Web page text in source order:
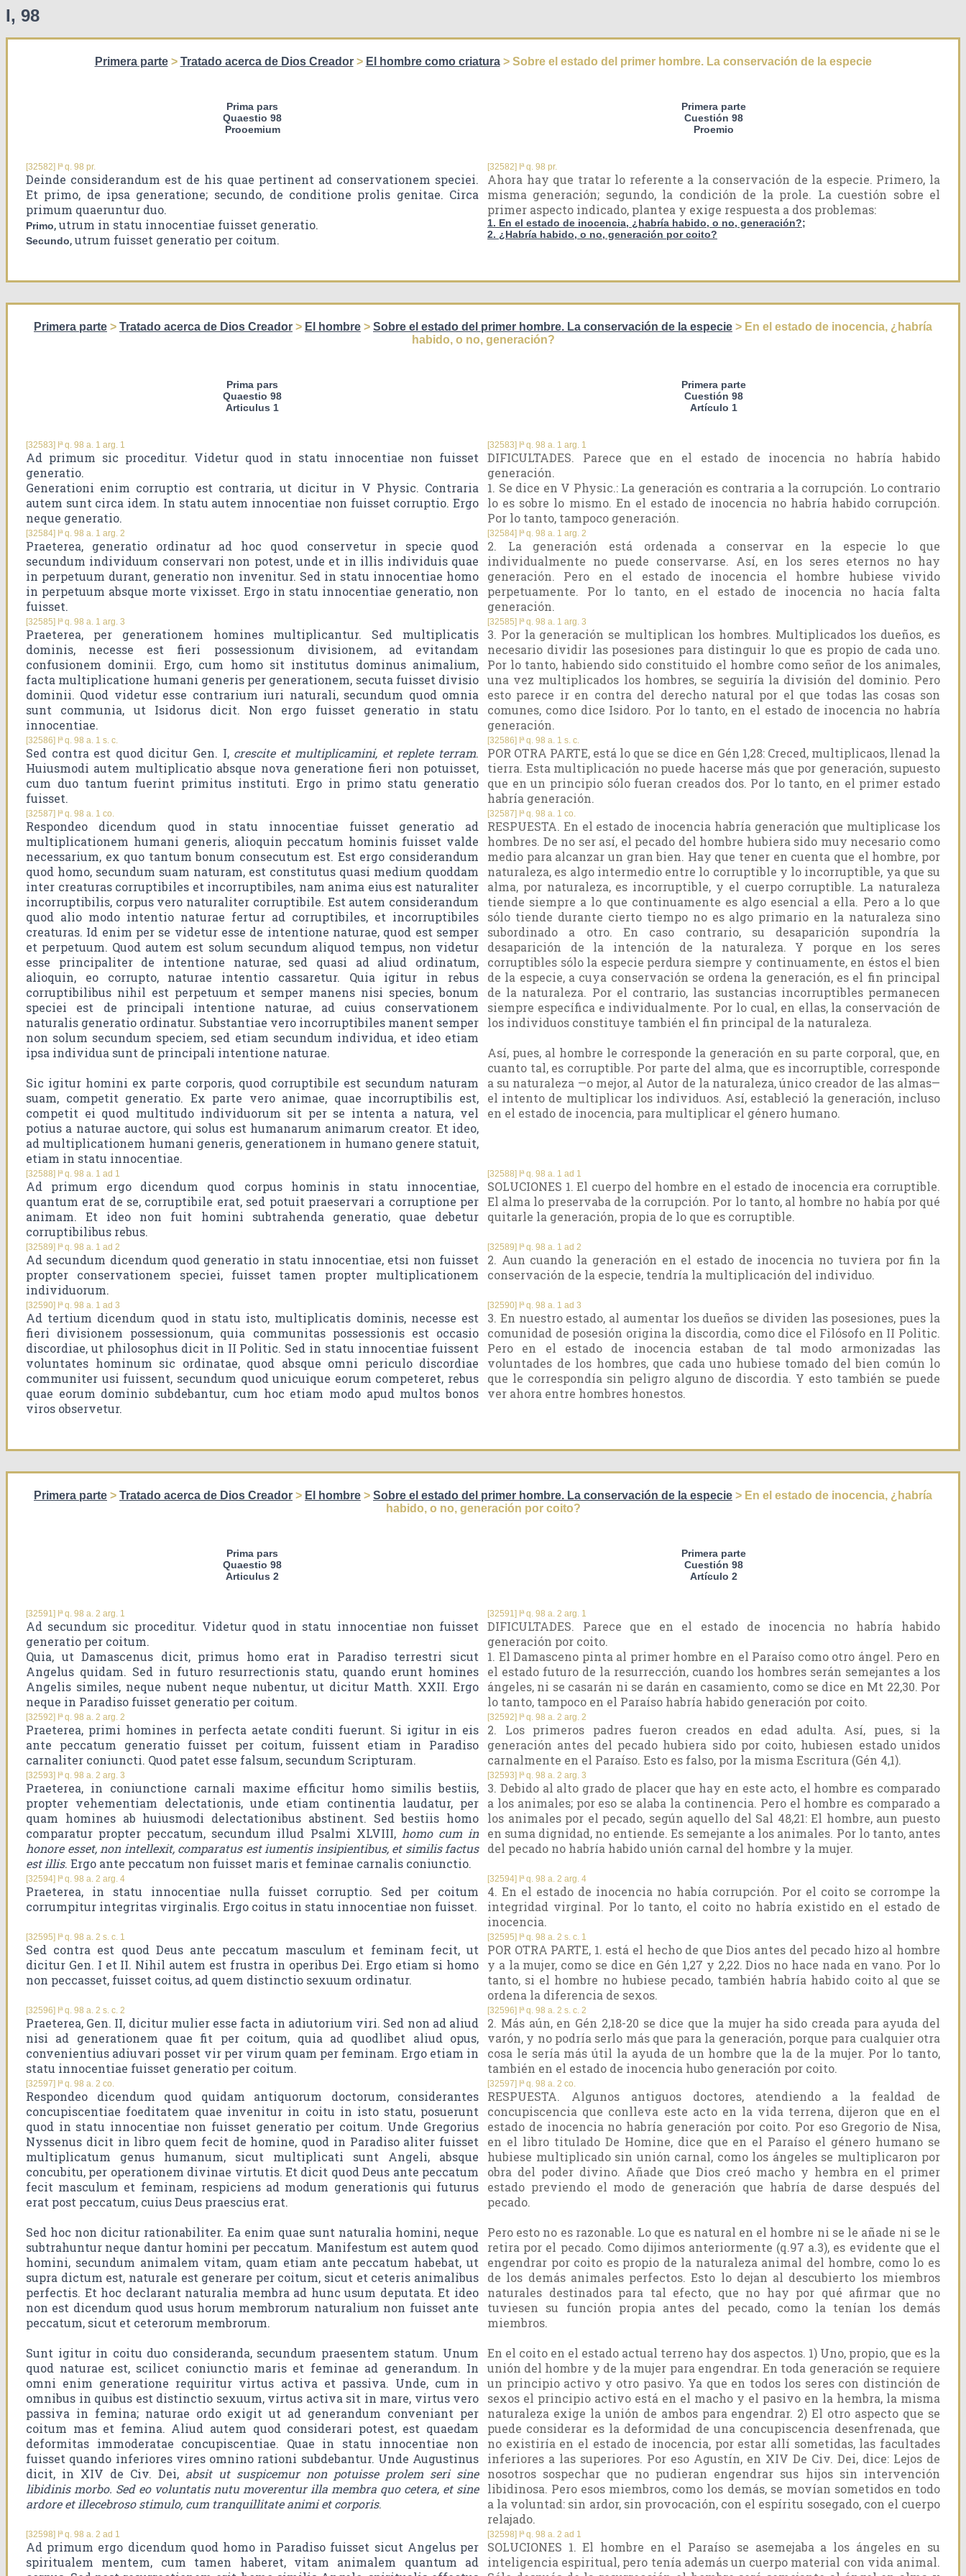
I, 98
Primera parte> Tratado acerca de Dios Creador> El hombre como criatura> Sobre el estado del primer hombre. La conservación de la especie
Prima pars
Quaestio 98
Prooemium
[32582] Iª q. 98 pr.
Deinde considerandum est de his quae pertinent ad conservationem speciei.
Et primo, de ipsa generatione; secundo, de conditione prolis genitae. Circa
primum quaeruntur duo.
Primo, utrum in statu innocentiae fuisset generatio.
Secundo, utrum fuisset generatio per coitum.
Primera parte
Cuestión 98
Proemio
[32582] Iª q. 98 pr.
Ahora hay que tratar lo referente a la conservación de la especie. Primero, la
misma generación; segundo, la condición de la prole. La cuestión sobre el
primer aspecto indicado, plantea y exige respuesta a dos problemas:
1. En el estado de inocencia, ¿habría habido, o no, generación?;
2. ¿Habría habido, o no, generación por coito?
Primera parte > Tratado acerca de Dios Creador > El hombre > Sobre el estado del primer hombre. La conservación de la especie > En el estado de inocencia, ¿habría
habido, o no, generación?
Prima pars
Quaestio 98
Articulus 1
[32583] Iª q. 98 a. 1 arg. 1
Ad primum sic proceditur. Videtur quod in statu innocentiae non fuisset
generatio.
Generationi enim corruptio est contraria, ut dicitur in V Physic. Contraria
autem sunt circa idem. In statu autem innocentiae non fuisset corruptio. Ergo
neque generatio.
Primera parte
Cuestión 98
Artículo 1
[32583] Iª q. 98 a. 1 arg. 1
DIFICULTADES. Parece que en el estado de inocencia no habría habido
generación.
1. Se dice en V Physic.: La generación es contraria a la corrupción. Lo contrario
lo es sobre lo mismo. En el estado de inocencia no habría habido corrupción.
Por lo tanto, tampoco generación.
[32584] Iª q. 98 a. 1 arg. 2
Praeterea, generatio ordinatur ad hoc quod conservetur in specie quod
secundum individuum conservari non potest, unde et in illis individuis quae
in perpetuum durant, generatio non invenitur. Sed in statu innocentiae homo
in perpetuum absque morte vixisset. Ergo in statu innocentiae generatio, non
fuisset.
[32584] Iª q. 98 a. 1 arg. 2
2. La generación está ordenada a conservar en la especie lo que
individualmente no puede conservarse. Así, en los seres eternos no hay
generación. Pero en el estado de inocencia el hombre hubiese vivido
perpetuamente. Por lo tanto, en el estado de inocencia no hacía falta
generación.
[32585] Iª q. 98 a. 1 arg. 3
Praeterea, per generationem homines multiplicantur. Sed multiplicatis
dominis, necesse est fieri possessionum divisionem, ad evitandam
confusionem dominii. Ergo, cum homo sit institutus dominus animalium,
facta multiplicatione humani generis per generationem, secuta fuisset divisio
dominii. Quod videtur esse contrarium iuri naturali, secundum quod omnia
sunt communia, ut Isidorus dicit. Non ergo fuisset generatio in statu
innocentiae.
[32585] Iª q. 98 a. 1 arg. 3
3. Por la generación se multiplican los hombres. Multiplicados los dueños, es
necesario dividir las posesiones para distinguir lo que es propio de cada uno.
Por lo tanto, habiendo sido constituido el hombre como señor de los animales,
una vez multiplicados los hombres, se seguiría la división del dominio. Pero
esto parece ir en contra del derecho natural por el que todas las cosas son
comunes, como dice Isidoro. Por lo tanto, en el estado de inocencia no habría
generación.
[32586] Iª q. 98 a. 1 s. c.
Sed contra est quod dicitur Gen. I, crescite et multiplicamini, et replete terram.
Huiusmodi autem multiplicatio absque nova generatione fieri non potuisset,
cum duo tantum fuerint primitus instituti. Ergo in primo statu generatio
fuisset.
[32586] Iª q. 98 a. 1 s. c.
POR OTRA PARTE, está lo que se dice en Gén 1,28: Creced, multiplicaos, llenad la
tierra. Esta multiplicación no puede hacerse más que por generación, supuesto
que en un principio sólo fueran creados dos. Por lo tanto, en el primer estado
habría generación.
[32587] Iª q. 98 a. 1 co.
Respondeo dicendum quod in statu innocentiae fuisset generatio ad
multiplicationem humani generis, alioquin peccatum hominis fuisset valde
necessarium, ex quo tantum bonum consecutum est. Est ergo considerandum
quod homo, secundum suam naturam, est constitutus quasi medium quoddam
inter creaturas corruptibiles et incorruptibiles, nam anima eius est naturaliter
incorruptibilis, corpus vero naturaliter corruptibile. Est autem considerandum
quod alio modo intentio naturae fertur ad corruptibiles, et incorruptibiles
creaturas. Id enim per se videtur esse de intentione naturae, quod est semper
et perpetuum. Quod autem est solum secundum aliquod tempus, non videtur
esse principaliter de intentione naturae, sed quasi ad aliud ordinatum,
alioquin, eo corrupto, naturae intentio cassaretur. Quia igitur in rebus
corruptibilibus nihil est perpetuum et semper manens nisi species, bonum
speciei est de principali intentione naturae, ad cuius conservationem
naturalis generatio ordinatur. Substantiae vero incorruptibiles manent semper
non solum secundum speciem, sed etiam secundum individua, et ideo etiam
ipsa individua sunt de principali intentione naturae.
Sic igitur homini ex parte corporis, quod corruptibile est secundum naturam
suam, competit generatio. Ex parte vero animae, quae incorruptibilis est,
competit ei quod multitudo individuorum sit per se intenta a natura, vel
potius a naturae auctore, qui solus est humanarum animarum creator. Et ideo,
ad multiplicationem humani generis, generationem in humano genere statuit,
etiam in statu innocentiae.
[32587] Iª q. 98 a. 1 co.
RESPUESTA. En el estado de inocencia habría generación que multiplicase los
hombres. De no ser así, el pecado del hombre hubiera sido muy necesario como
medio para alcanzar un gran bien. Hay que tener en cuenta que el hombre, por
naturaleza, es algo intermedio entre lo corruptible y lo incorruptible, ya que su
alma, por naturaleza, es incorruptible, y el cuerpo corruptible. La naturaleza
tiende siempre a lo que continuamente es algo esencial a ella. Pero a lo que
sólo tiende durante cierto tiempo no es algo primario en la naturaleza sino
subordinado a otro. En caso contrario, su desaparición supondría la
desaparición de la intención de la naturaleza. Y porque en los seres
corruptibles sólo la especie perdura siempre y continuamente, en éstos el bien
de la especie, a cuya conservación se ordena la generación, es el fin principal
de la naturaleza. Por el contrario, las sustancias incorruptibles permanecen
siempre específica e individualmente. Por lo cual, en ellas, la conservación de
los individuos constituye también el fin principal de la naturaleza.
Así, pues, al hombre le corresponde la generación en su parte corporal, que, en
cuanto tal, es corruptible. Por parte del alma, que es incorruptible, corresponde
a su naturaleza —o mejor, al Autor de la naturaleza, único creador de las almas—
el intento de multiplicar los individuos. Así, estableció la generación, incluso
en el estado de inocencia, para multiplicar el género humano.
[32588] Iª q. 98 a. 1 ad 1
Ad primum ergo dicendum quod corpus hominis in statu innocentiae,
quantum erat de se, corruptibile erat, sed potuit praeservari a corruptione per
animam. Et ideo non fuit homini subtrahenda generatio, quae debetur
corruptibilibus rebus.
[32588] Iª q. 98 a. 1 ad 1
SOLUCIONES 1. El cuerpo del hombre en el estado de inocencia era corruptible.
El alma lo preservaba de la corrupción. Por lo tanto, al hombre no había por qué
quitarle la generación, propia de lo que es corruptible.
[32589] Iª q. 98 a. 1 ad 2
Ad secundum dicendum quod generatio in statu innocentiae, etsi non fuisset
propter conservationem speciei, fuisset tamen propter multiplicationem
individuorum.
[32589] Iª q. 98 a. 1 ad 2
2. Aun cuando la generación en el estado de inocencia no tuviera por fin la
conservación de la especie, tendría la multiplicación del individuo.
[32590] Iª q. 98 a. 1 ad 3
Ad tertium dicendum quod in statu isto, multiplicatis dominis, necesse est
fieri divisionem possessionum, quia communitas possessionis est occasio
discordiae, ut philosophus dicit in II Politic. Sed in statu innocentiae fuissent
voluntates hominum sic ordinatae, quod absque omni periculo discordiae
communiter usi fuissent, secundum quod unicuique eorum competeret, rebus
quae eorum dominio subdebantur, cum hoc etiam modo apud multos bonos
viros observetur.
[32590] Iª q. 98 a. 1 ad 3
3. En nuestro estado, al aumentar los dueños se dividen las posesiones, pues la
comunidad de posesión origina la discordia, como dice el Filósofo en II Politic.
Pero en el estado de inocencia estaban de tal modo armonizadas las
voluntades de los hombres, que cada uno hubiese tomado del bien común lo
que le correspondía sin peligro alguno de discordia. Y esto también se puede
ver ahora entre hombres honestos.
Primera parte > Tratado acerca de Dios Creador > El hombre > Sobre el estado del primer hombre. La conservación de la especie > En el estado de inocencia, ¿habría
habido, o no, generación por coito?
Prima pars
Quaestio 98
Articulus 2
[32591] Iª q. 98 a. 2 arg. 1
Ad secundum sic proceditur. Videtur quod in statu innocentiae non fuisset
generatio per coitum.
Quia, ut Damascenus dicit, primus homo erat in Paradiso terrestri sicut
Angelus quidam. Sed in futuro resurrectionis statu, quando erunt homines
Angelis similes, neque nubent neque nubentur, ut dicitur Matth. XXII. Ergo
neque in Paradiso fuisset generatio per coitum.
Primera parte
Cuestión 98
Artículo 2
[32591] Iª q. 98 a. 2 arg. 1
DIFICULTADES. Parece que en el estado de inocencia no habría habido
generación por coito.
1. El Damasceno pinta al primer hombre en el Paraíso como otro ángel. Pero en
el estado futuro de la resurrección, cuando los hombres serán semejantes a los
ángeles, ni se casarán ni se darán en casamiento, como se dice en Mt 22,30. Por
lo tanto, tampoco en el Paraíso habría habido generación por coito.
[32592] Iª q. 98 a. 2 arg. 2
Praeterea, primi homines in perfecta aetate conditi fuerunt. Si igitur in eis
ante peccatum generatio fuisset per coitum, fuissent etiam in Paradiso
carnaliter coniuncti. Quod patet esse falsum, secundum Scripturam.
[32592] Iª q. 98 a. 2 arg. 2
2. Los primeros padres fueron creados en edad adulta. Así, pues, si la
generación antes del pecado hubiera sido por coito, hubiesen estado unidos
carnalmente en el Paraíso. Esto es falso, por la misma Escritura (Gén 4,1).
[32593] Iª q. 98 a. 2 arg. 3
Praeterea, in coniunctione carnali maxime efficitur homo similis bestiis,
propter vehementiam delectationis, unde etiam continentia laudatur, per
quam homines ab huiusmodi delectationibus abstinent. Sed bestiis homo
comparatur propter peccatum, secundum illud Psalmi XLVIII, homo cum in
honore esset, non intellexit, comparatus est iumentis insipientibus, et similis factus
est illis. Ergo ante peccatum non fuisset maris et feminae carnalis coniunctio.
[32593] Iª q. 98 a. 2 arg. 3
3. Debido al alto grado de placer que hay en este acto, el hombre es comparado
a los animales; por eso se alaba la continencia. Pero el hombre es comparado a
los animales por el pecado, según aquello del Sal 48,21: El hombre, aun puesto
en suma dignidad, no entiende. Es semejante a los animales. Por lo tanto, antes
del pecado no habría habido unión carnal del hombre y la mujer.
[32594] Iª q. 98 a. 2 arg. 4
Praeterea, in statu innocentiae nulla fuisset corruptio. Sed per coitum
corrumpitur integritas virginalis. Ergo coitus in statu innocentiae non fuisset.
[32594] Iª q. 98 a. 2 arg. 4
4. En el estado de inocencia no había corrupción. Por el coito se corrompe la
integridad virginal. Por lo tanto, el coito no habría existido en el estado de
inocencia.
[32595] Iª q. 98 a. 2 s. c. 1
Sed contra est quod Deus ante peccatum masculum et feminam fecit, ut
dicitur Gen. I et II. Nihil autem est frustra in operibus Dei. Ergo etiam si homo
non peccasset, fuisset coitus, ad quem distinctio sexuum ordinatur.
[32595] Iª q. 98 a. 2 s. c. 1
POR OTRA PARTE, 1. está el hecho de que Dios antes del pecado hizo al hombre
y a la mujer, como se dice en Gén 1,27 y 2,22. Dios no hace nada en vano. Por lo
tanto, si el hombre no hubiese pecado, también habría habido coito al que se
ordena la diferencia de sexos.
[32596] Iª q. 98 a. 2 s. c. 2
Praeterea, Gen. II, dicitur mulier esse facta in adiutorium viri. Sed non ad aliud
nisi ad generationem quae fit per coitum, quia ad quodlibet aliud opus,
convenientius adiuvari posset vir per virum quam per feminam. Ergo etiam in
statu innocentiae fuisset generatio per coitum.
[32596] Iª q. 98 a. 2 s. c. 2
2. Más aún, en Gén 2,18-20 se dice que la mujer ha sido creada para ayuda del
varón, y no podría serlo más que para la generación, porque para cualquier otra
cosa le sería más útil la ayuda de un hombre que la de la mujer. Por lo tanto,
también en el estado de inocencia hubo generación por coito.
[32597] Iª q. 98 a. 2 co.
Respondeo dicendum quod quidam antiquorum doctorum, considerantes
concupiscentiae foeditatem quae invenitur in coitu in isto statu, posuerunt
quod in statu innocentiae non fuisset generatio per coitum. Unde Gregorius
Nyssenus dicit in libro quem fecit de homine, quod in Paradiso aliter fuisset
multiplicatum genus humanum, sicut multiplicati sunt Angeli, absque
concubitu, per operationem divinae virtutis. Et dicit quod Deus ante peccatum
fecit masculum et feminam, respiciens ad modum generationis qui futurus
erat post peccatum, cuius Deus praescius erat.
Sed hoc non dicitur rationabiliter. Ea enim quae sunt naturalia homini, neque
subtrahuntur neque dantur homini per peccatum. Manifestum est autem quod
homini, secundum animalem vitam, quam etiam ante peccatum habebat, ut
supra dictum est, naturale est generare per coitum, sicut et ceteris animalibus
perfectis. Et hoc declarant naturalia membra ad hunc usum deputata. Et ideo
non est dicendum quod usus horum membrorum naturalium non fuisset ante
peccatum, sicut et ceterorum membrorum.
Sunt igitur in coitu duo consideranda, secundum praesentem statum. Unum
quod naturae est, scilicet coniunctio maris et feminae ad generandum. In
omni enim generatione requiritur virtus activa et passiva. Unde, cum in
omnibus in quibus est distinctio sexuum, virtus activa sit in mare, virtus vero
passiva in femina; naturae ordo exigit ut ad generandum conveniant per
coitum mas et femina. Aliud autem quod considerari potest, est quaedam
deformitas immoderatae concupiscentiae. Quae in statu innocentiae non
fuisset quando inferiores vires omnino rationi subdebantur. Unde Augustinus
dicit, in XIV de Civ. Dei, absit ut suspicemur non potuisse prolem seri sine
libidinis morbo. Sed eo voluntatis nutu moverentur illa membra quo cetera, et sine
ardore et illecebroso stimulo, cum tranquillitate animi et corporis.
[32597] Iª q. 98 a. 2 co.
RESPUESTA. Algunos antiguos doctores, atendiendo a la fealdad de
concupiscencia que conlleva este acto en la vida terrena, dijeron que en el
estado de inocencia no habría generación por coito. Por eso Gregorio de Nisa,
en el libro titulado De Homine, dice que en el Paraíso el género humano se
hubiese multiplicado sin unión carnal, como los ángeles se multiplicaron por
obra del poder divino. Añade que Dios creó macho y hembra en el primer
estado previendo el modo de generación que habría de darse después del
pecado.
Pero esto no es razonable. Lo que es natural en el hombre ni se le añade ni se le
retira por el pecado. Como dijimos anteriormente (q.97 a.3), es evidente que el
engendrar por coito es propio de la naturaleza animal del hombre, como lo es
de los demás animales perfectos. Esto lo dejan al descubierto los miembros
naturales destinados para tal efecto, que no hay por qué afirmar que no
tuviesen su función propia antes del pecado, como la tenían los demás
miembros.
En el coito en el estado actual terreno hay dos aspectos. 1) Uno, propio, que es la
unión del hombre y de la mujer para engendrar. En toda generación se requiere
un principio activo y otro pasivo. Ya que en todos los seres con distinción de
sexos el principio activo está en el macho y el pasivo en la hembra, la misma
naturaleza exige la unión de ambos para engendrar. 2) El otro aspecto que se
puede considerar es la deformidad de una concupiscencia desenfrenada, que
no existiría en el estado de inocencia, por estar allí sometidas, las facultades
inferiores a las superiores. Por eso Agustín, en XIV De Civ. Dei, dice: Lejos de
nosotros sospechar que no pudieran engendrar sus hijos sin intervención
libidinosa. Pero esos miembros, como los demás, se movían sometidos en todo
a la voluntad: sin ardor, sin provocación, con el espíritu sosegado, con el cuerpo
relajado.
[32598] Iª q. 98 a. 2 ad 1
Ad primum ergo dicendum quod homo in Paradiso fuisset sicut Angelus per
spiritualem mentem, cum tamen haberet, vitam animalem quantum ad
[32598] Iª q. 98 a. 2 ad 1
SOLUCIONES 1. El hombre en el Paraíso se asemejaba a los ángeles en su
inteligencia espiritual, pero tenía además un cuerpo material con vida animal.